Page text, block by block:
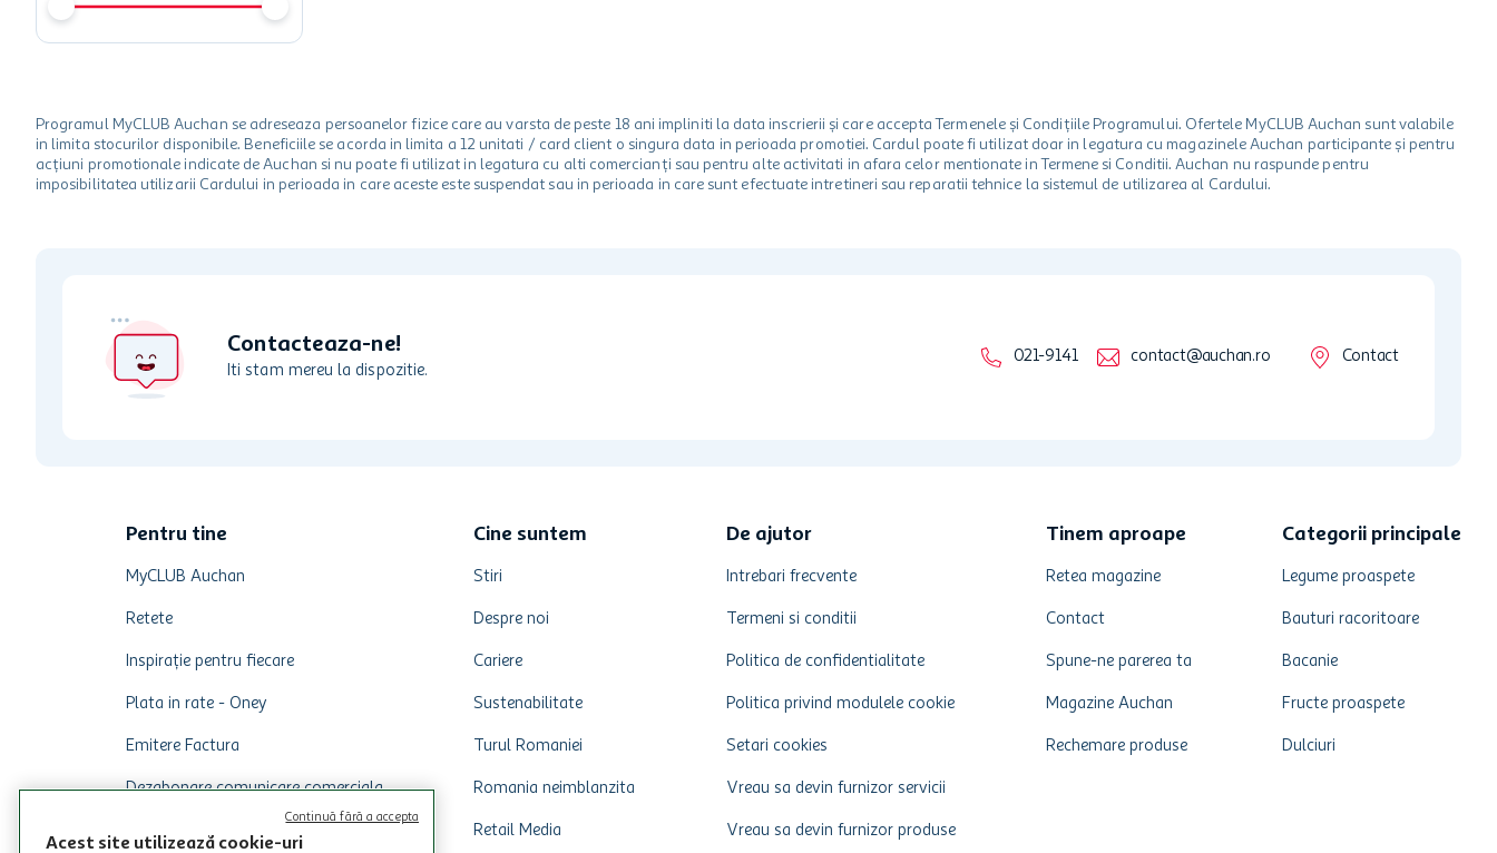
Programul MyCLUB Auchan se adreseaza persoanelor fizice care au varsta de peste 18 ani impliniti la data inscrierii și care accepta Termenele și Condițiile Programului. Ofertele MyCLUB Auchan sunt valabile
in limita stocurilor disponibile. Beneficiile se acorda in limita a 12 unitati / card client o singura data in perioada promotiei. Cardul poate fi utilizat doar in legatura cu magazinele Auchan participante și pentru
acțiuni promotionale indicate de Auchan si nu poate fi utilizat in legatura cu alti comercianți sau pentru alte activitati in afara celor mentionate in Termene si Conditii. Auchan nu raspunde pentru
imposibilitatea utilizarii Cardului in perioada in care aceste este suspendat sau in perioada in care sunt efectuate intretineri sau reparatii tehnice la sistemul de utilizarea al Cardului.
Contacteaza-ne!
Iti stam mereu la dispozitie.
021-9141 contact@auchan.ro Contact
Pentru tine
MyCLUB Auchan
Retete
Inspirație pentru fiecare
Plata in rate - Oney
Emitere Factura
Dezabonare comunicare comerciala
Cine suntem
Stiri
Despre noi
Cariere
Sustenabilitate
Turul Romaniei
Romania neimblanzita
Retail Media
De ajutor
Intrebari frecvente
Termeni si conditii
Politica de confidentialitate
Politica privind modulele cookie
Setari cookies
Vreau sa devin furnizor servicii
Vreau sa devin furnizor produse
Tinem aproape
Retea magazine
Contact
Spune-ne parerea ta
Magazine Auchan
Rechemare produse
Categorii principale
Legume proaspete
Bauturi racoritoare
Bacanie
Fructe proaspete
Dulciuri
Acest site utilizează cookie-uri
Continuă fără a accepta